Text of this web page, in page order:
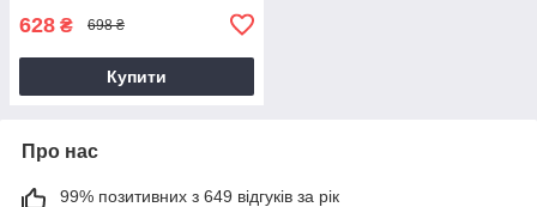
628 ₴ 698 ₴
Купити
Про нас
99% позитивних з 649 відгуків за рік